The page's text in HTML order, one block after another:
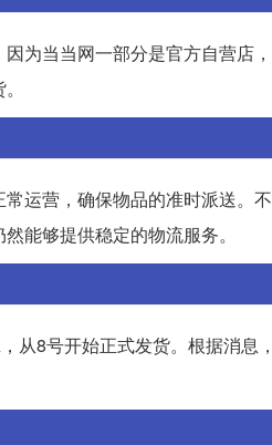
为当当网一部分是官方自营店，
运营，确保物品的准时派送。不
能够提供稳定的物流服务。
从8号开始正式发货。根据消息，